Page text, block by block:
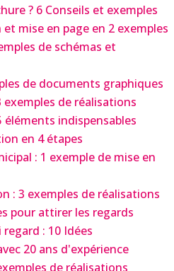
? 6 Conseils et exemples
mise en page en 2 exemples
de schémas et
de documents graphiques
de réalisations
indispensables
en 4 étapes
: 1 exemple de mise en
: 3 exemples de réalisations
pour attirer les regards
: 10 Idées
20 ans d'expérience
de réalisations